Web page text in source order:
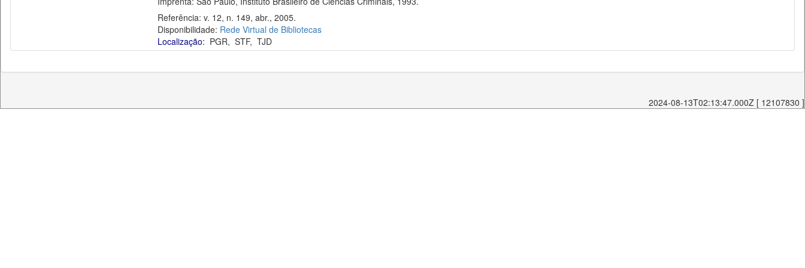
Referência: v. 12, n. 149, abr., 2005.
Disponibilidade: Rede Virtual de Bibliotecas
Localização: PGR, STF, TJD
2024-08-13T02:13:47.000Z [ 12107830 ]